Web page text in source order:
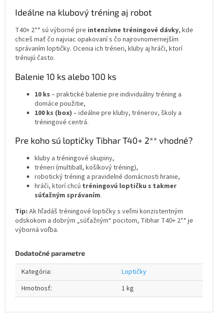
Ideálne na klubový tréning aj robot
T40+ 2** sú výborné pre intenzívne tréningové dávky, kde
chceš mať čo najviac opakovaní s čo najrovnomernejším
správaním loptičky. Ocenia ich tréneri, kluby aj hráči, ktorí
trénujú často.
Balenie 10 ks alebo 100 ks
10 ks – praktické balenie pre individuálny tréning a
domáce použitie,
100 ks (box) – ideálne pre kluby, trénerov, školy a
tréningové centrá.
Pre koho sú loptičky Tibhar T40+ 2** vhodné?
kluby a tréningové skupiny,
tréneri (multiball, košíkový tréning),
robotický tréning a pravidelné domácnosti hranie,
hráči, ktorí chcú tréningovú loptičku s takmer
súťažným správaním.
Tip: Ak hľadáš tréningové loptičky s veľmi konzistentným
odskokom a dobrým „súťažným“ pocitom, Tibhar T40+ 2** je
výborná voľba.
Dodatočné parametre
Kategória:
Loptičky
Hmotnosť: 1 kg